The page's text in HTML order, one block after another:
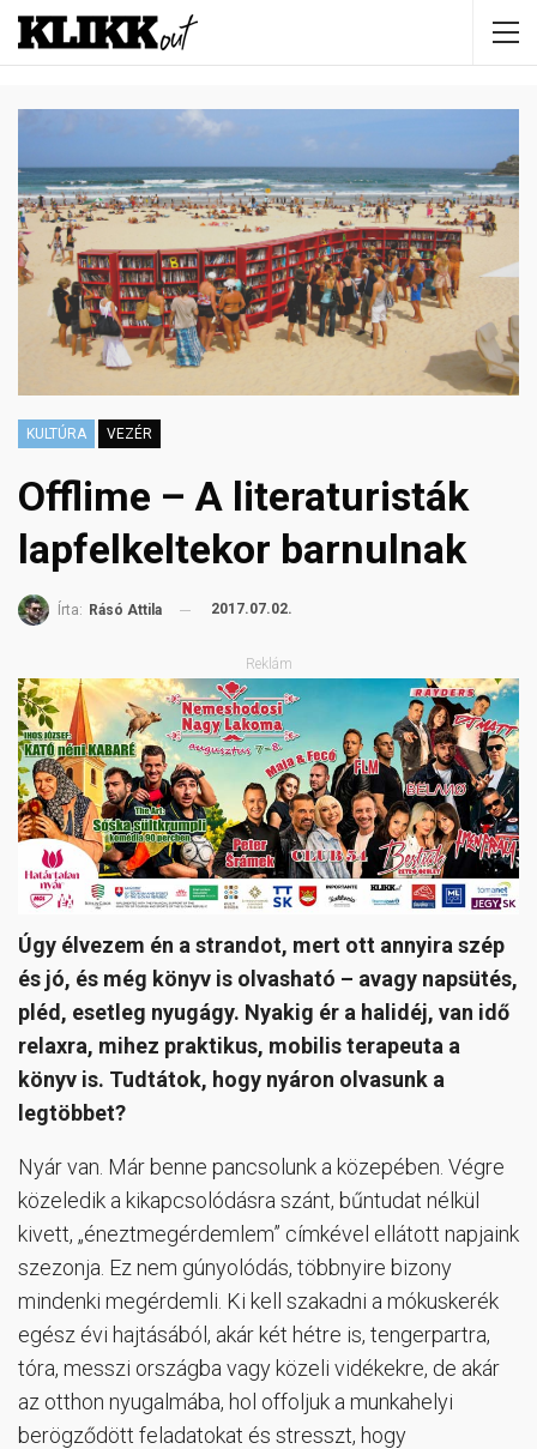
KULTÚRA VEZÉR
Offlime – A literaturisták
lapfelkeltekor barnulnak
Írta: Rásó Attila 2017.07.02.
Reklám
Úgy élvezem én a strandot, mert ott annyira szép
és jó, és még könyv is olvasható – avagy napsütés,
pléd, esetleg nyugágy. Nyakig ér a halidéj, van idő
relaxra, mihez praktikus, mobilis terapeuta a
könyv is. Tudtátok, hogy nyáron olvasunk a
legtöbbet?
Nyár van. Már benne pancsolunk a közepében. Végre
közeledik a kikapcsolódásra szánt, bűntudat nélkül
kivett, „éneztmegérdemlem” címkével ellátott napjaink
szezonja. Ez nem gúnyolódás, többnyire bizony
mindenki megérdemli. Ki kell szakadni a mókuskerék
egész évi hajtásából, akár két hétre is, tengerpartra,
tóra, messzi országba vagy közeli vidékekre, de akár
az otthon nyugalmába, hol offoljuk a munkahelyi
berögződött feladatokat és stresszt, hogy